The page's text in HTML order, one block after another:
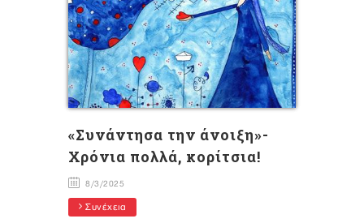
«Συνάντησα την άνοιξη»-
Χρόνια πολλά, κορίτσια!
8/3/2025
Συνέχεια